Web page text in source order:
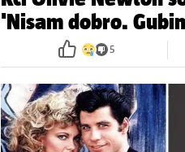
'Nisam dobro.
5